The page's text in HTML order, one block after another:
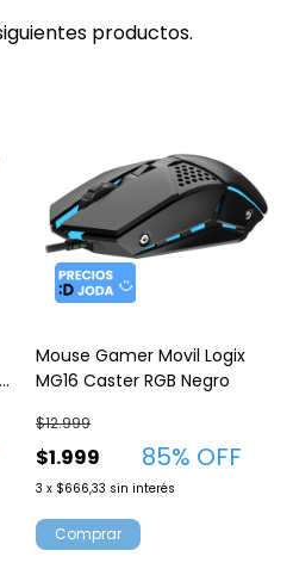
productos.
Mouse Gamer Movil Logix
MG16 Caster RGB Negro
$1.999
$12.999
85% OFF
3 x $666,33 sin interés